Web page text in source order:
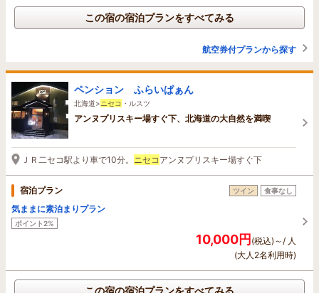
この宿の宿泊プランをすべてみる
航空券付プランから探す
ペンション ふらいぱぁん
北海道> ニセコ ・ルスツ
アンヌプリスキー場すぐ下、北海道の大自然を満喫
ＪＲ二セコ駅より車で10分。 ニセコ アンヌプリスキー場すぐ下
宿泊プラン ツイン 食事なし
気ままに素泊まりプラン
ポイント2%
10,000円(税込)～/ 人
(大人2名利用時)
この宿の宿泊プランをすべてみる